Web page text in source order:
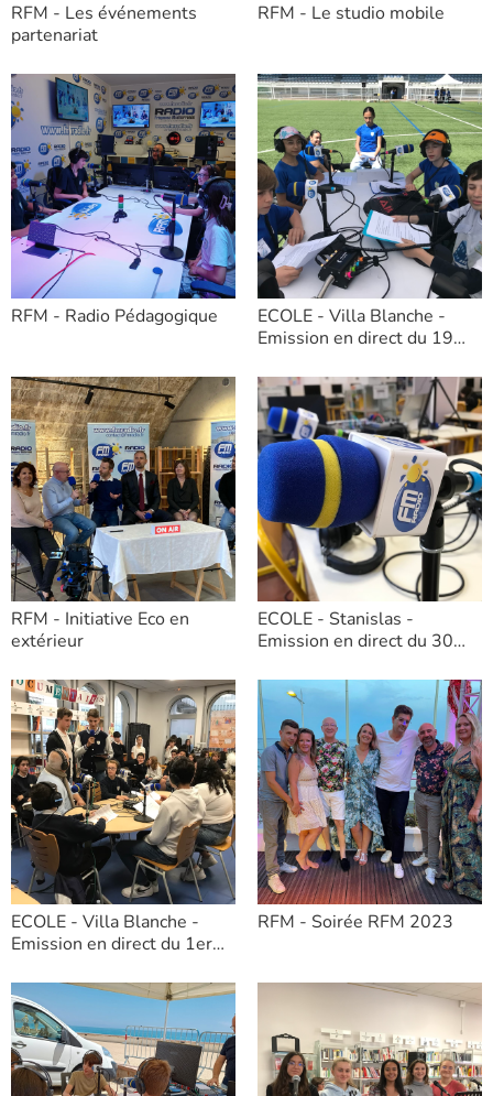
RFM - Les événements
partenariat
RFM - Le studio mobile
RFM - Radio Pédagogique
ECOLE - Villa Blanche -
Emission en direct du 19
RFM - Initiative Eco en
extérieur
ECOLE - Stanislas -
Emission en direct du 30
ECOLE - Villa Blanche -
Emission en direct du 1er
RFM - Soirée RFM 2023